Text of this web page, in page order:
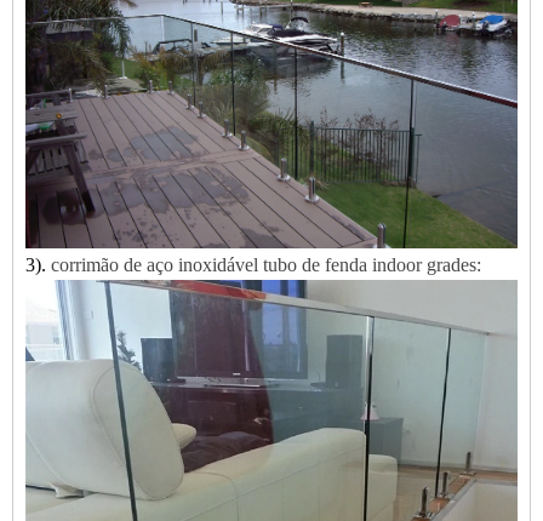
3). corrimão de aço inoxidável tubo de fenda indoorgrades: